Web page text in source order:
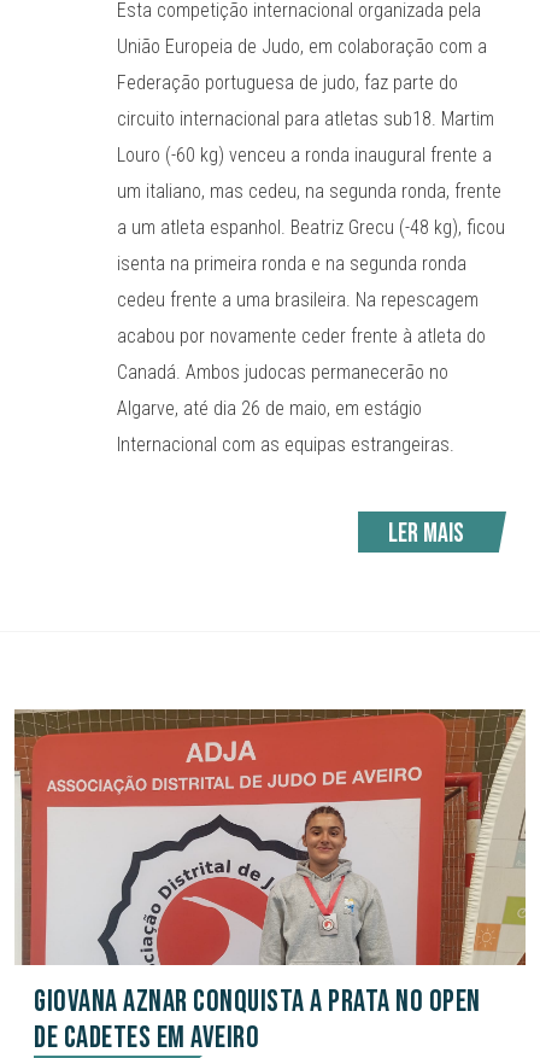
Esta competição internacional organizada pela
União Europeia de Judo, em colaboração com a
Federação portuguesa de judo, faz parte do
circuito internacional para atletas sub18. Martim
Louro (-60 kg) venceu a ronda inaugural frente a
um italiano, mas cedeu, na segunda ronda, frente
a um atleta espanhol. Beatriz Grecu (-48 kg), ficou
isenta na primeira ronda e na segunda ronda
cedeu frente a uma brasileira. Na repescagem
acabou por novamente ceder frente à atleta do
Canadá. Ambos judocas permanecerão no
Algarve, até dia 26 de maio, em estágio
Internacional com as equipas estrangeiras.
Ler mais
Giovana Aznar conquista a prata no Open
de Cadetes em Aveiro